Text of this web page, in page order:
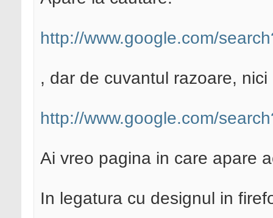
http://www.google.com/
, dar de cuvantul razoare,
http://www.google.com/
Ai vreo pagina in care apare
In legatura cu designul in